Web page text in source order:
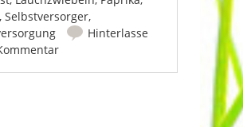
,Selbstversorger,
Hinterlasse